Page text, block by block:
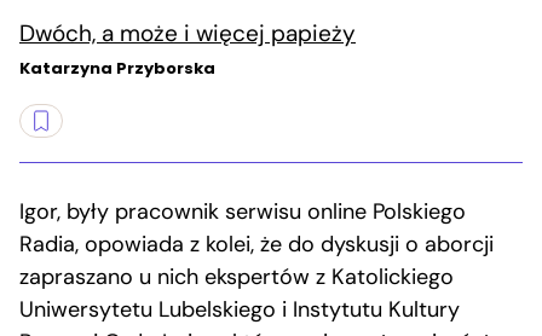
Dwóch, a może i więcej papieży
Katarzyna Przyborska
Igor, były pracownik serwisu online Polskiego
Radia, opowiada z kolei, że do dyskusji o aborcji
zapraszano u nich ekspertów z Katolickiego
Uniwersytetu Lubelskiego i Instytutu Kultury